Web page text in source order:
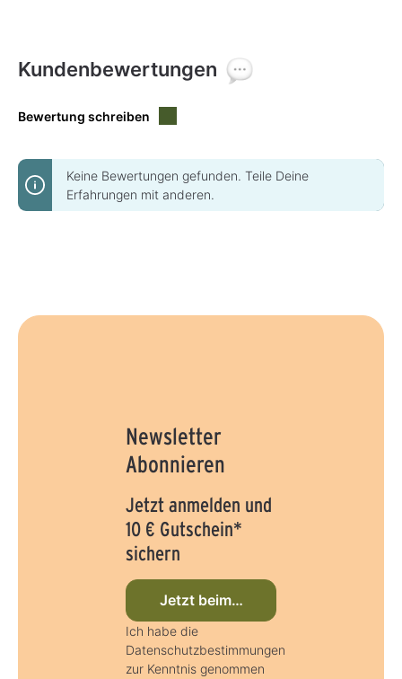
Kundenbewertungen
Bewertung schreiben
Keine Bewertungen gefunden. Teile Deine
Erfahrungen mit anderen.
Newsletter
Abonnieren
Jetzt anmelden und
10 € Gutschein*
sichern
Jetzt beim Newsletter anmelden
Ich habe die
Datenschutzbestimmungen
zur Kenntnis genommen